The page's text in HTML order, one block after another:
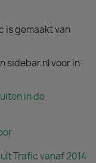
is gemaakt van
sidebar.nl voor in
in de
Trafic vanaf 2014